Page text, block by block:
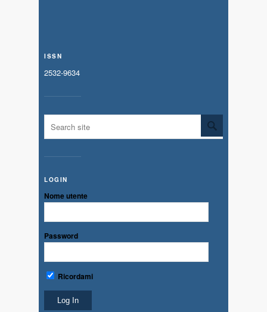
ISSN
2532-9634
LOGIN
Nome utente
Password
Ricordami